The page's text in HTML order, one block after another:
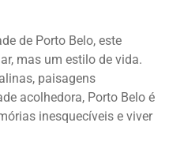
de Porto Belo, este
mas um estilo de vida.
paisagens
acolhedora, Porto Belo é
inesquecíveis e viver